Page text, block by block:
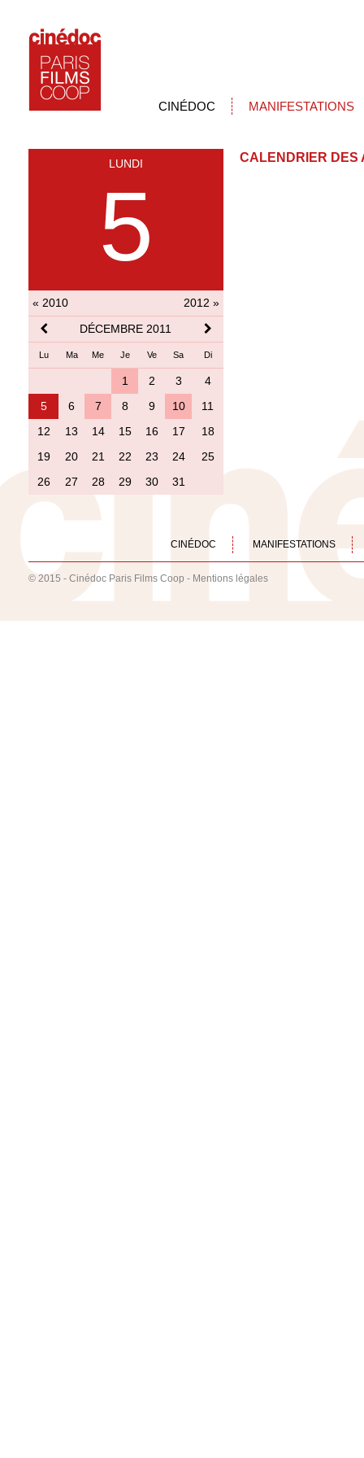
CINÉDOC MANIFESTATIONS
LUNDI
5
« 2010
2012 »
DÉCEMBRE 2011
Lu Ma Me Je Ve Sa Di
1 2 3
4
5
6 7 8 9 10
11
12
13 14 15 16 17
18
19
20 21 22 23 24
25
26
27 28 29 30 31
CALENDRIER DES
CINÉDOC MANIFESTATIONS
© 2015 - Cinédoc Paris Films Coop - Mentions légales